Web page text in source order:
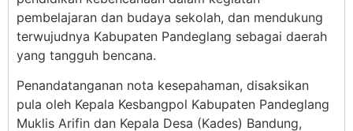
pembelajaran dan budaya sekolah, dan mendukung
terwujudnya Kabupaten Pandeglang sebagai daerah
yang tangguh bencana.
Penandatanganan nota kesepahaman, disaksikan
pula oleh Kepala Kesbangpol Kabupaten Pandeglang
Muklis Arifin dan Kepala Desa (Kades) Bandung,